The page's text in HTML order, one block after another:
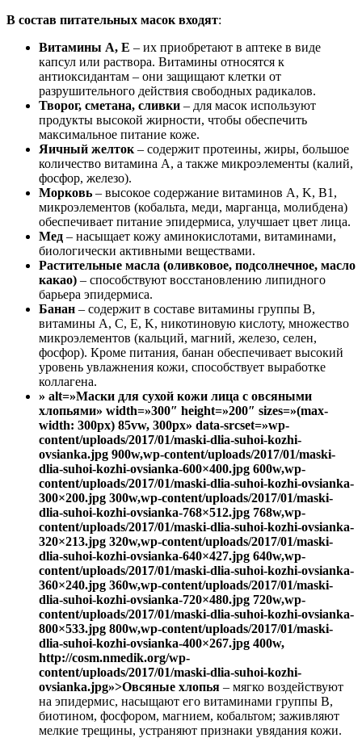
В состав питательных масок входят:
Витамины A, E – их приобретают в аптеке в виде
капсул или раствора. Витамины относятся к
антиоксидантам – они защищают клетки от
разрушительного действия свободных радикалов.
Творог, сметана, сливки – для масок используют
продукты высокой жирности, чтобы обеспечить
максимальное питание коже.
Яичный желток – содержит протеины, жиры, большое
количество витамина A, а также микроэлементы (калий,
фосфор, железо).
Морковь – высокое содержание витаминов A, K, B1,
микроэлементов (кобальта, меди, марганца, молибдена)
обеспечивает питание эпидермиса, улучшает цвет лица.
Мед – насыщает кожу аминокислотами, витаминами,
биологически активными веществами.
Растительные масла (оливковое, подсолнечное, масло
какао) – способствуют восстановлению липидного
барьера эпидермиса.
Банан – содержит в составе витамины группы B,
витамины A, C, E, K, никотиновую кислоту, множество
микроэлементов (кальций, магний, железо, селен,
фосфор). Кроме питания, банан обеспечивает высокий
уровень увлажнения кожи, способствует выработке
коллагена.
» alt=»Маски для сухой кожи лица с овсяными
хлопьями» width=»300″ height=»200″ sizes=»(max-
width: 300px) 85vw, 300px» data-srcset=»wp-
content/uploads/2017/01/maski-dlia-suhoi-kozhi-
ovsianka.jpg 900w,wp-content/uploads/2017/01/maski-
dlia-suhoi-kozhi-ovsianka-600×400.jpg 600w,wp-
content/uploads/2017/01/maski-dlia-suhoi-kozhi-ovsianka-
300×200.jpg 300w,wp-content/uploads/2017/01/maski-
dlia-suhoi-kozhi-ovsianka-768×512.jpg 768w,wp-
content/uploads/2017/01/maski-dlia-suhoi-kozhi-ovsianka-
320×213.jpg 320w,wp-content/uploads/2017/01/maski-
dlia-suhoi-kozhi-ovsianka-640×427.jpg 640w,wp-
content/uploads/2017/01/maski-dlia-suhoi-kozhi-ovsianka-
360×240.jpg 360w,wp-content/uploads/2017/01/maski-
dlia-suhoi-kozhi-ovsianka-720×480.jpg 720w,wp-
content/uploads/2017/01/maski-dlia-suhoi-kozhi-ovsianka-
800×533.jpg 800w,wp-content/uploads/2017/01/maski-
dlia-suhoi-kozhi-ovsianka-400×267.jpg 400w,
http://cosm.nmedik.org/wp-
content/uploads/2017/01/maski-dlia-suhoi-kozhi-
ovsianka.jpg»>Овсяные хлопья – мягко воздействуют
на эпидермис, насыщают его витаминами группы B,
биотином, фосфором, магнием, кобальтом; заживляют
мелкие трещины, устраняют признаки увядания кожи.